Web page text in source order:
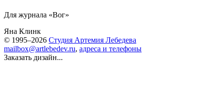
Для журнала «Вог»
Яна Клинк
© 1995–2026 Студия Артемия Лебедева
mailbox@artlebedev.ru, адреса и телефоны
Заказать дизайн...